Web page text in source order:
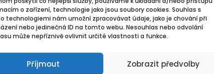
o zařízení, technologie jako jsou soubory cookies. Souhlas s
technologiemi nám umožní zpracovávat údaje, jako je chování při
nebo jedinečná ID na tomto webu. Nesouhlas nebo odvolání
může nepříznivě ovlivnit určité vlastnosti a funkce.
Příjmout Zobrazit předvolby